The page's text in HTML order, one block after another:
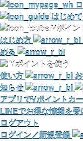
はじめ
Vポイン
はじめ方
める
Vポイントを使う
使い方
知らせ
アプリでVポイントカ
LINEでお得な情報を受
ログアウト
ログイン／新規登録